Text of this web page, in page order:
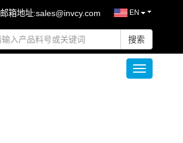
EN
邮箱地址:sales@invcy.com
搜索
Toggle